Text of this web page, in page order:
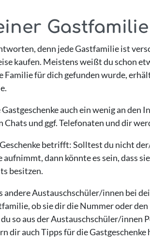
denn jede Gastfamilie ist
kaufen. Meistens weißt du schon
für dich gefunden wurde,
auch ein wenig an den
und ggf. Telefonaten und dir
betrifft: Solltest du nicht
dann könnte es sein, dass
besitzen.
andere Austauschschüler/innen bei
ob sie dir die Nummer oder
so aus der Austauschschüler/innen
dir auch Tipps für die Gastgeschenke